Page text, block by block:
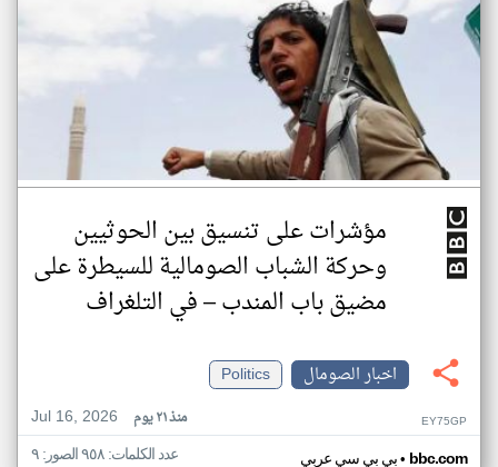
مؤشرات على تنسيق بين الحوثيين
وحركة الشباب الصومالية للسيطرة على
مضيق باب المندب – في التلغراف
اخبار الصومال
Politics
Jul 16, 2026
منذ ٢١ يوم EY75GP
بي بي سي عربي• bbc.com عدد الكلمات: ٩٥٨ الصور: ٩